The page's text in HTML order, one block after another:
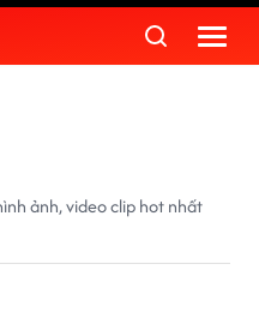
ảnh, video clip hot nhất